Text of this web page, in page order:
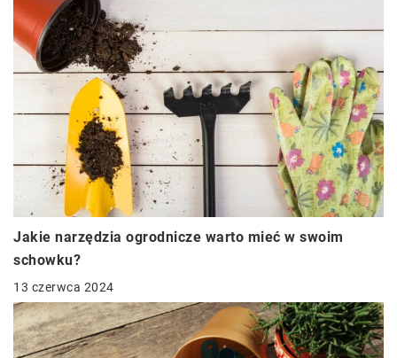
Jakie narzędzia ogrodnicze warto mieć w swoim
schowku?
13 czerwca 2024